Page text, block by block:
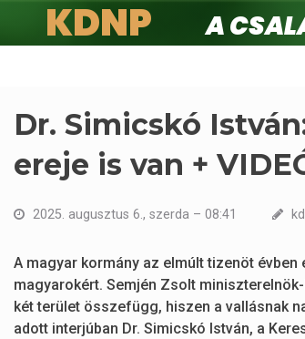
KDNP
A családokért.
Dr. Simicskó
ereje is van +
2025. augusztus 6., szerda – 08:41
A magyar kormány az elmúlt tizenöt
magyarokért. Semjén Zsolt
két terület összefügg, hiszen a vallásnak
adott interjúban Dr. Simicskó István, a